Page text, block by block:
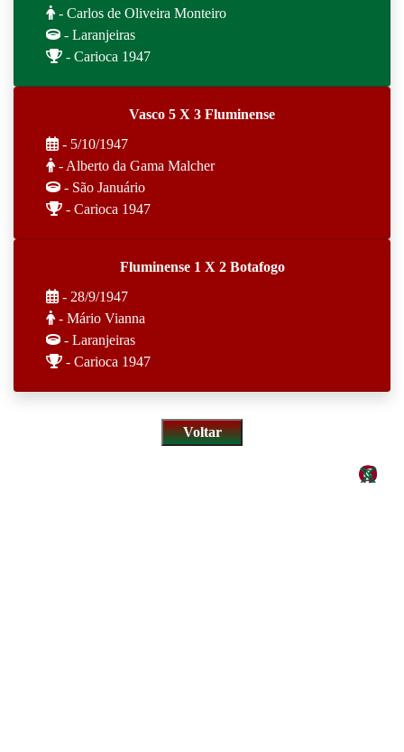
- Carlos de Oliveira Monteiro
- Laranjeiras
- Carioca 1947
Vasco 5 X 3 Fluminense
- 5/10/1947
- Alberto da Gama Malcher
- São Januário
- Carioca 1947
Fluminense 1 X 2 Botafogo
- 28/9/1947
- Mário Vianna
- Laranjeiras
- Carioca 1947